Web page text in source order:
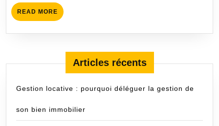
READ MORE READ
MORE
Articles récents
Gestion locative : pourquoi déléguer la gestion de
son bien immobilier